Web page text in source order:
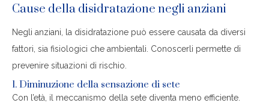
Cause della disidratazione negli anziani
Negli anziani, la disidratazione può essere causata da diversi
fattori, sia fisiologici che ambientali. Conoscerli permette di
prevenire situazioni di rischio.
1. Diminuzione della sensazione di sete
Con l’età, il meccanismo della sete diventa meno efficiente.